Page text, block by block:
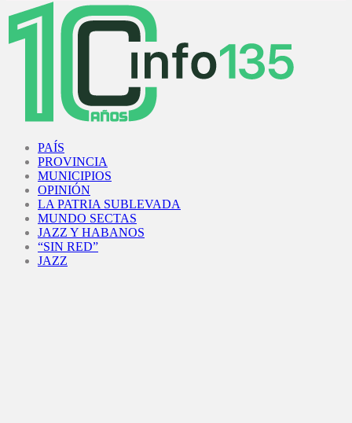
PAÍS
PROVINCIA
MUNICIPIOS
OPINIÓN
LA PATRIA SUBLEVADA
MUNDO SECTAS
JAZZ Y HABANOS
“SIN RED”
JAZZ